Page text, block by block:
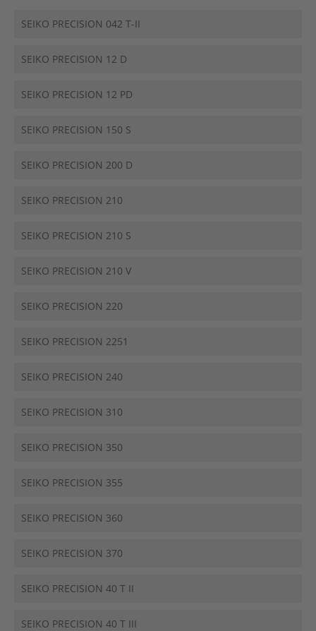
SEIKO PRECISION 042 T-II
SEIKO PRECISION 12 D
SEIKO PRECISION 12 PD
SEIKO PRECISION 150 S
SEIKO PRECISION 200 D
SEIKO PRECISION 210
SEIKO PRECISION 210 S
SEIKO PRECISION 210 V
SEIKO PRECISION 220
SEIKO PRECISION 2251
SEIKO PRECISION 240
SEIKO PRECISION 310
SEIKO PRECISION 350
SEIKO PRECISION 355
SEIKO PRECISION 360
SEIKO PRECISION 370
SEIKO PRECISION 40 T II
SEIKO PRECISION 40 T III